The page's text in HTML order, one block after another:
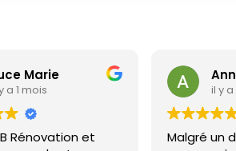
Annette Moriou
Malgré un différent que nous